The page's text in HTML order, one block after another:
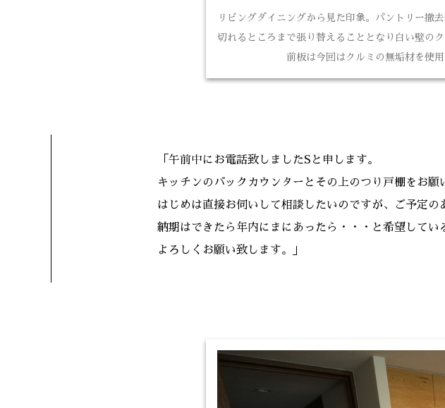
リビングダイニングから見た印象。パントリー撤
切れるところまで張り替えることとなり白い壁の
前板は今回はクルミの無垢材を使
「午前中にお電話致しましたSと申します。
キッチンのバックカウンターとその上のつり戸棚をお願
はじめは直接お伺いして相談したいのですが、ご予定の
納期はできたら年内にまにあったら・・・と希望してい
よろしくお願い致します。」